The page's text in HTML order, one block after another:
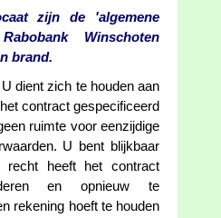
zijn de 'algemene
Winschoten
brand.
dient zich te houden aan
contract gespecificeerd
ruimte voor eenzijdige
U bent blijkbaar
heeft het contract
en opnieuw te
rekening hoeft te houden